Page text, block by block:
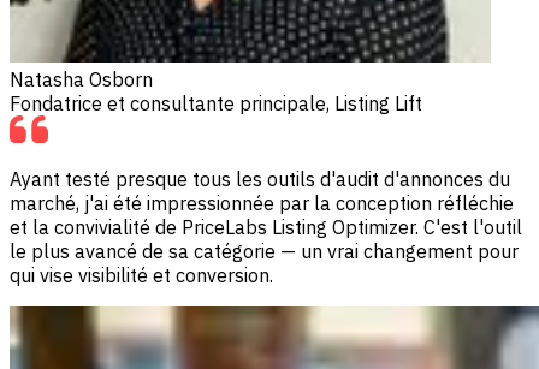
Natasha Osborn
Fondatrice et consultante principale, Listing Lift
Ayant testé presque tous les outils d'audit d'annonces du
marché, j'ai été impressionnée par la conception réfléchie
et la convivialité de PriceLabs Listing Optimizer. C'est l'outil
le plus avancé de sa catégorie — un vrai changement pour
qui vise visibilité et conversion.